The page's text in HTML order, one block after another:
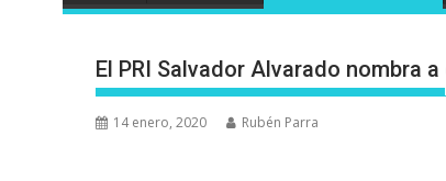
El PRI Salvador Alvarado nombra
14 enero, 2020 Rubén Parra